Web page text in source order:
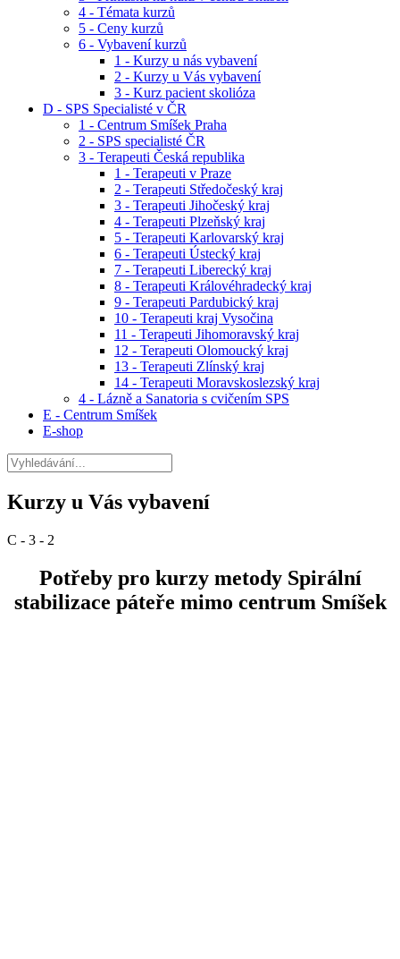
4 - Témata kurzů
5 - Ceny kurzů
6 - Vybavení kurzů
1 - Kurzy u nás vybavení
2 - Kurzy u Vás vybavení
3 - Kurz pacient skolióza
D - SPS Specialisté v ČR
1 - Centrum Smíšek Praha
2 - SPS specialisté ČR
3 - Terapeuti Česká republika
1 - Terapeuti v Praze
2 - Terapeuti Středočeský kraj
3 - Terapeuti Jihočeský kraj
4 - Terapeuti Plzeňský kraj
5 - Terapeuti Karlovarský kraj
6 - Terapeuti Ústecký kraj
7 - Terapeuti Liberecký kraj
8 - Terapeuti Královéhradecký kraj
9 - Terapeuti Pardubický kraj
10 - Terapeuti kraj Vysočina
11 - Terapeuti Jihomoravský kraj
12 - Terapeuti Olomoucký kraj
13 - Terapeuti Zlínský kraj
14 - Terapeuti Moravskoslezský kraj
4 - Lázně a Sanatoria s cvičením SPS
E - Centrum Smíšek
E-shop
Kurzy u Vás vybavení
C - 3 - 2
Potřeby pro kurzy metody Spirální
stabilizace páteře mimo centrum Smíšek